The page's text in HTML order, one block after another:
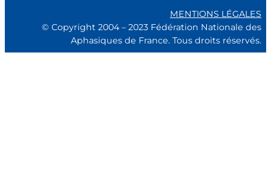
MENTIONS LÉGALES
© Copyright 2004 – 2023 Fédération Nationale des
Aphasiques de France. Tous droits réservés.